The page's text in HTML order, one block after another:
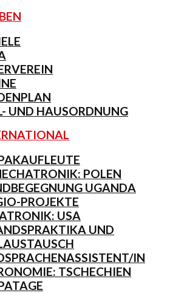
UND HAUSORDNUNG
POLEN
UGANDA
PROJEKTE
USA
UND
IN
TSCHECHIEN